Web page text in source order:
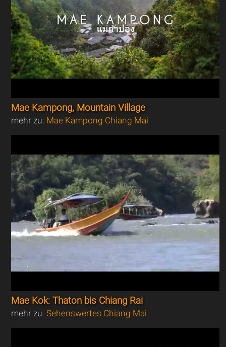
Mae Kampong, Mountain Village
mehr zu: Mae Kampong Chiang Mai
Mae Kok: Thaton bis Chiang Rai
mehr zu:Sehenswertes Chiang Mai